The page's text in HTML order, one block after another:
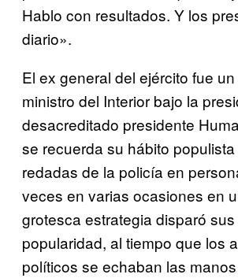
Hablo con resultados. Y los
diario».
El ex general del ejército fue
ministro del Interior bajo la
desacreditado presidente
se recuerda su hábito
redadas de la policía en
veces en varias ocasiones en
grotesca estrategia disparó
popularidad, al tiempo que los
políticos se echaban las